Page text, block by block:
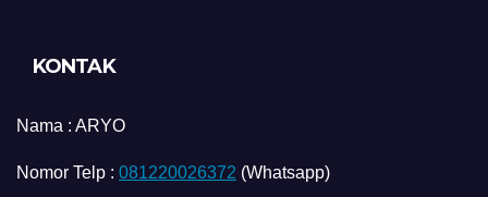
KONTAK
Nama : ARYO
Nomor Telp : 081220026372 (Whatsapp)